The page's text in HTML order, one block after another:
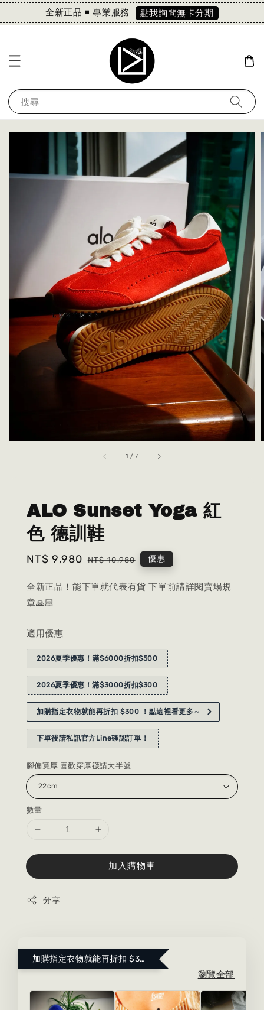
全新正品 ◾️ 專業服務 點我詢問無卡分期
搜尋
1 /7
ALO Sunset Yoga 紅
色 德訓鞋
Sale
NT$ 9,980 Regular
NT$ 10,980 優惠
全新正品！能下單就代表有貨 下單前請詳閱賣場規
章🙏🏻
適用優惠
2026夏季優惠！滿$6000折扣$500
2026夏季優惠！滿$3000折扣$300
加購指定衣物就能再折扣 $300 ！點這裡看更多～
下單後請私訊官方Line確認訂單！
腳偏寬厚 喜歡穿厚襪請大半號
數量
加入購物車
分享
加購指定衣物就能再折扣 $300 ！點這裡看更多～
瀏覽全部